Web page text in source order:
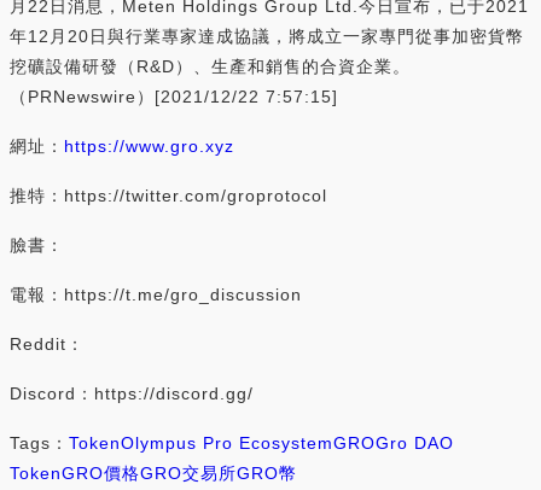
月22日消息，Meten Holdings Group Ltd.今日宣布，已于2021
年12月20日與行業專家達成協議，將成立一家專門從事加密貨幣
挖礦設備研發（R&D）、生產和銷售的合資企業。
（PRNewswire）[2021/12/22 7:57:15]
網址： https://www.gro.xyz
推特：https://twitter.com/groprotocol
臉書：
電報：https://t.me/gro_discussion
Reddit：
Discord：https://discord.gg/
Tags： TokenOlympus Pro EcosystemGROGro DAO
TokenGRO價格GRO交易所GRO幣